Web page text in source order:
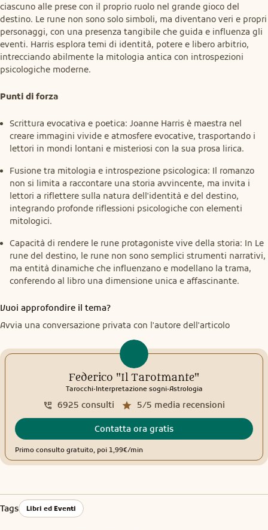
ciascuno alle prese con il proprio ruolo nel grande gioco del
destino. Le rune non sono solo simboli, ma diventano veri e propri
personaggi, con una presenza tangibile che guida e influenza gli
eventi. Harris esplora temi di identità, potere e libero arbitrio,
intrecciando abilmente la mitologia antica con introspezioni
psicologiche moderne.
Punti di forza
Scrittura evocativa e poetica: Joanne Harris è maestra nel
creare immagini vivide e atmosfere evocative, trasportando i
lettori in mondi lontani e misteriosi con la sua prosa lirica.
Fusione tra mitologia e introspezione psicologica: Il romanzo
non si limita a raccontare una storia avvincente, ma invita i
lettori a riflettere sulla natura dell'identità e del destino,
integrando profonde riflessioni psicologiche con elementi
mitologici.
Capacità di rendere le rune protagoniste vive della storia: In Le
rune del destino, le rune non sono semplici strumenti narrativi,
ma entità dinamiche che influenzano e modellano la trama,
conferendo al libro una dimensione unica e affascinante.
Vuoi approfondire il tema?
Avvia una conversazione privata con l'autore dell'articolo
Federico "Il Tarotmante"
Tarocchi.Interpretazione sogni.Astrologia
5/5 media recensioni
6925 consulti
Contatta ora gratis
Primo consulto gratuito, poi 1,99€/min
Tags Libri ed Eventi